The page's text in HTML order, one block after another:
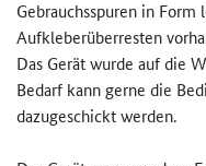
Gebrauchsspuren in
Aufkleberüberresten
Das Gerät wurde auf die
Bedarf kann gerne die
dazugeschickt werden.